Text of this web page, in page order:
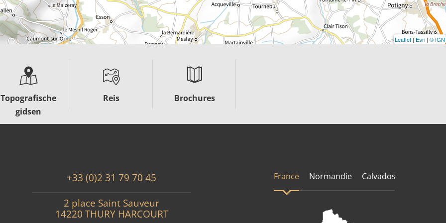
Leaflet | Esri | © IGN
Topografische
gidsen
Reis Brochures
+33 (0)2 31 79 70 45
2 place Saint Sauveur
14220 THURY HARCOURT
France Normandie Calvados